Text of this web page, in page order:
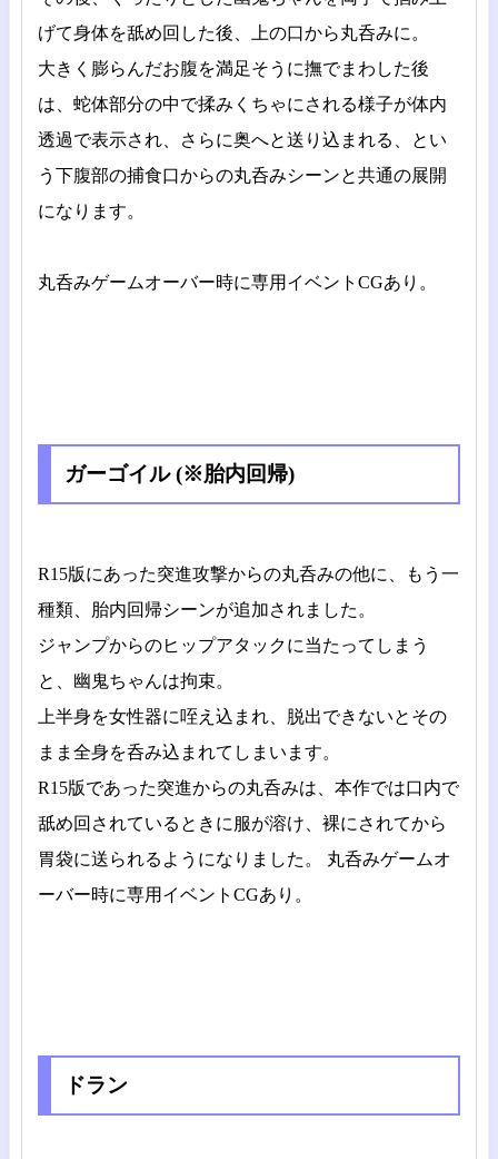
げて身体を舐め回した後、上の口から丸呑みに。
大きく膨らんだお腹を満足そうに撫でまわした後
は、蛇体部分の中で揉みくちゃにされる様子が体内
透過で表示され、さらに奥へと送り込まれる、とい
う下腹部の捕食口からの丸呑みシーンと共通の展開
になります。
丸呑みゲームオーバー時に専用イベントCGあり。
ガーゴイル (※胎内回帰)
R15版にあった突進攻撃からの丸呑みの他に、もう一
種類、胎内回帰シーンが追加されました。
ジャンプからのヒップアタックに当たってしまう
と、幽鬼ちゃんは拘束。
上半身を女性器に咥え込まれ、脱出できないとその
まま全身を呑み込まれてしまいます。
R15版であった突進からの丸呑みは、本作では口内で
舐め回されているときに服が溶け、裸にされてから
胃袋に送られるようになりました。
丸呑みゲームオ
ーバー時に専用イベントCGあり。
ドラン